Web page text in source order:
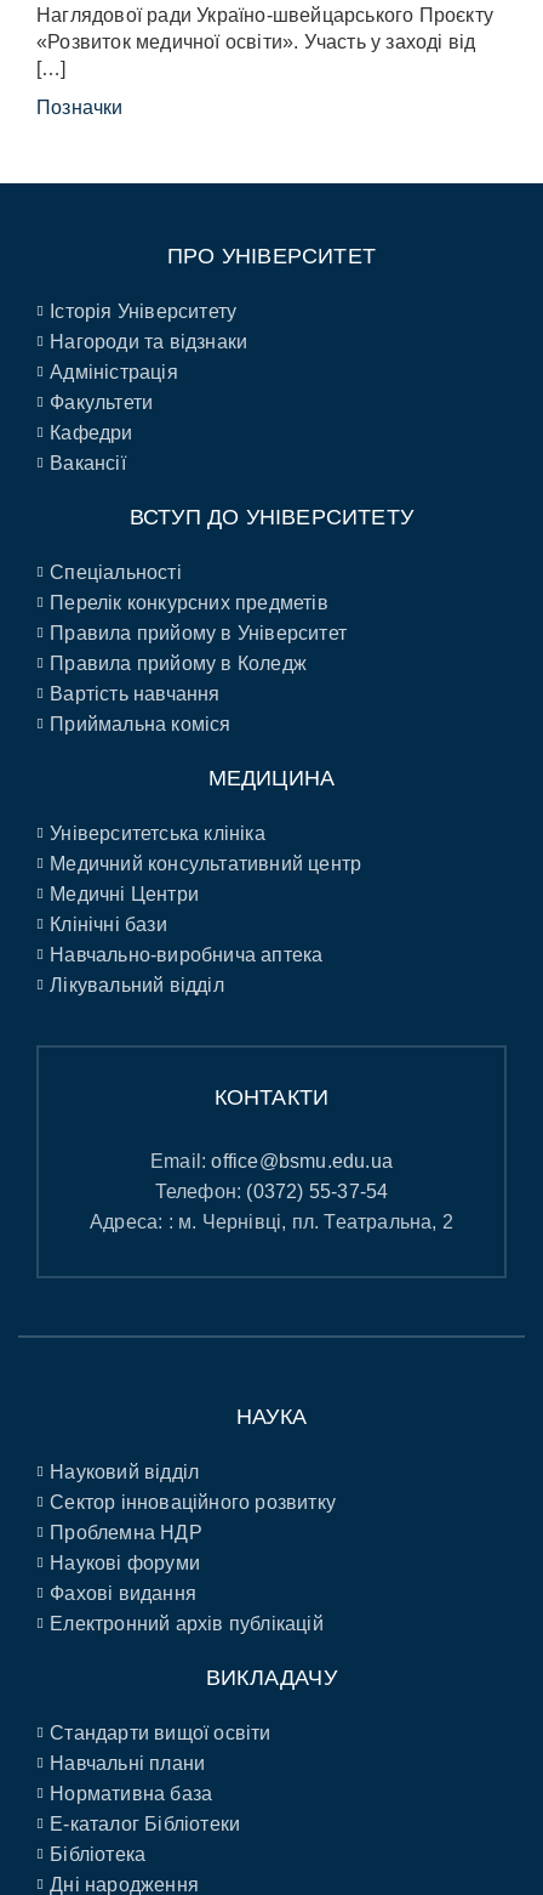
Наглядової ради Україно-швейцарського Проєкту
«Розвиток медичної освіти». Участь у заході від
[…]
Позначки
ПРО УНІВЕРСИТЕТ
Історія Університету
Нагороди та відзнаки
Адміністрація
Факультети
Кафедри
Вакансії
ВСТУП ДО УНІВЕРСИТЕТУ
Спеціальності
Перелік конкурсних предметів
Правила прийому в Університет
Правила прийому в Коледж
Вартість навчання
Приймальна коміся
МЕДИЦИНА
Університетська клініка
Медичний консультативний центр
Медичні Центри
Клінічні бази
Навчально-виробнича аптека
Лікувальний відділ
КОНТАКТИ
Email:office@bsmu.edu.ua
Телефон: (0372) 55-37-54
Адреса: : м. Чернівці, пл. Театральна, 2
НАУКА
Науковий відділ
Сектор інноваційного розвитку
Проблемна НДР
Наукові форуми
Фахові видання
Електронний архів публікацій
ВИКЛАДАЧУ
Стандарти вищої освіти
Навчальні плани
Нормативна база
E-каталог Бібліотеки
Бібліотека
Дні народження